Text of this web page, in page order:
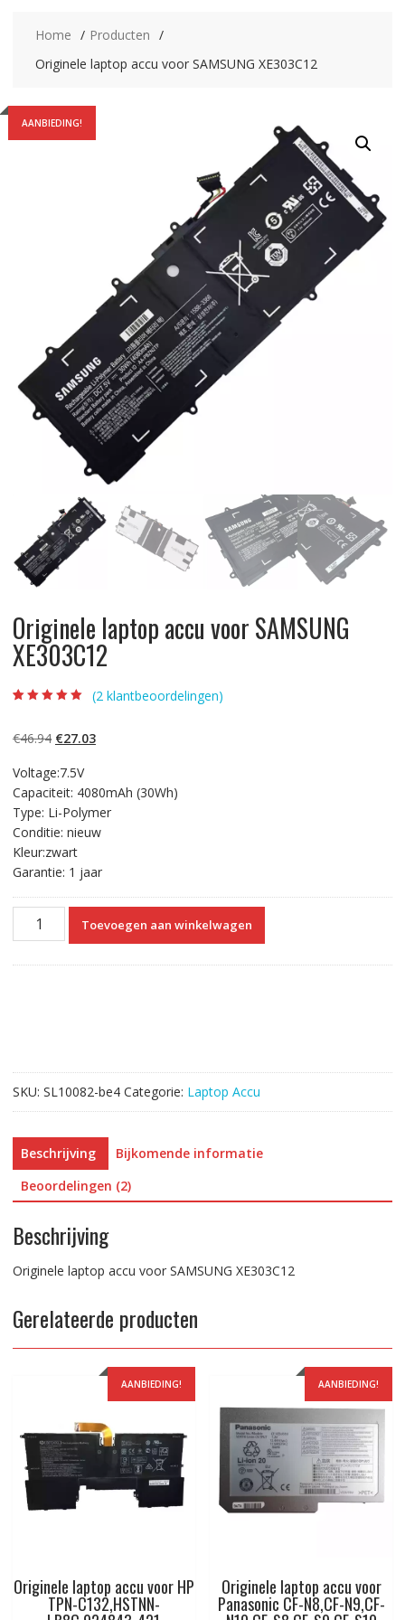
Home
Producten
Originele laptop accu voor SAMSUNG XE303C12
AANBIEDING!
Originele laptop accu voor SAMSUNG
XE303C12
gebaseerd op
klantbeoordelinge
(2 klantbeoordelingen)
€46.94 Oorspronkelijke
was:
€46.94.
€27.03Huidige
€27.03.
Voltage:7.5V
Capaciteit: 4080mAh (30Wh)
Type: Li-Polymer
Conditie: nieuw
Kleur:zwart
Garantie: 1 jaar
Originele
Toevoegen aan winkelwagen
SKU: SL10082-be4 Categorie: Laptop Accu
Beschrijving
Bijkomende informatie
Beoordelingen (2)
Beschrijving
Originele laptop accu voor SAMSUNG XE303C12
Gerelateerde producten
AANBIEDING!
Originele laptop accu voor HP
TPN-C132,HSTNN-
AANBIEDING!
Originele laptop accu voor
Panasonic CF-N8,CF-N9,CF-